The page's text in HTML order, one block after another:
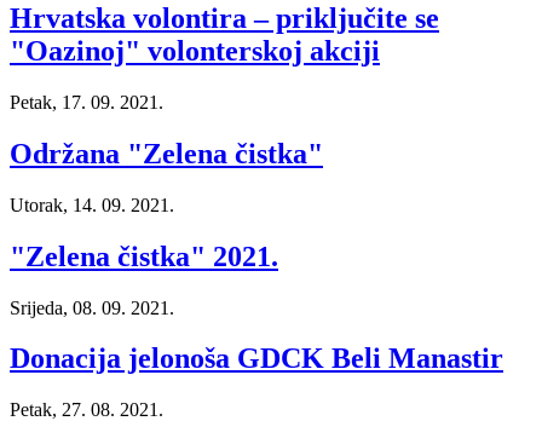
Hrvatska volontira – priključite se
"Oazinoj" volonterskoj akciji
Petak, 17. 09. 2021.
Održana "Zelena čistka"
Utorak, 14. 09. 2021.
"Zelena čistka" 2021.
Srijeda, 08. 09. 2021.
Donacija jelonoša GDCK Beli Manastir
Petak, 27. 08. 2021.